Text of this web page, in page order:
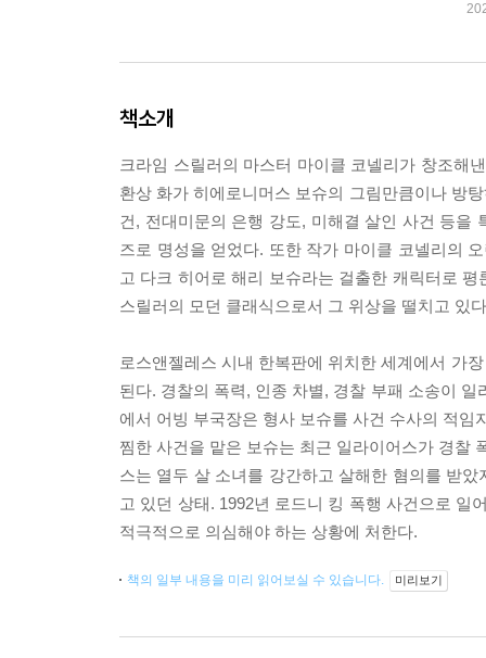
책소개
크라임 스릴러의 마스터 마이클 코넬리가 창조해
환상 화가 히에로니머스 보슈의 그림만큼이나 방
건, 전대미문의 은행 강도, 미해결 살인 사건 등을
즈로 명성을 얻었다. 또한 작가 마이클 코넬리의
고 다크 히어로 해리 보슈라는 걸출한 캐릭터로
스릴러의 모던 클래식으로서 그 위상을 떨치고 있
로스앤젤레스 시내 한복판에 위치한 세계에서 가
된다. 경찰의 폭력, 인종 차별, 경찰 부패 소송이
에서 어빙 부국장은 형사 보슈를 사건 수사의 적
찜한 사건을 맡은 보슈는 최근 일라이어스가 경찰
스는 열두 살 소녀를 강간하고 살해한 혐의를 받
고 있던 상태. 1992년 로드니 킹 폭행 사건으로 일
적극적으로 의심해야 하는 상황에 처한다.
책의 일부 내용을 미리 읽어보실 수 있습니다. 미리보기